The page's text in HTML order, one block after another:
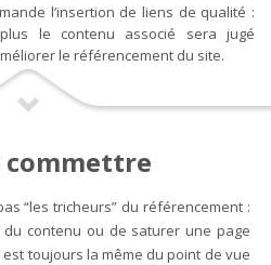
l’insertion de liens de qualité :
le contenu associé sera jugé
le référencement du site.
commettre
“les tricheurs” du référencement :
du contenu ou de saturer une page
toujours la même du point de vue